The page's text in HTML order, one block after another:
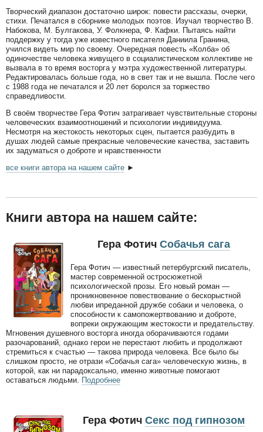
Творческий диапазон достаточно широк: повести рассказы, очерки,
стихи. Печатался в сборнике молодых поэтов. Изучал творчество В.
Набокова, М. Булгакова, У. Фолкнера, Ф. Кафки. Пытаясь найти
поддержку у тогда уже известного писателя Даниила Гранина,
учился видеть мир по своему. Очередная повесть «Колба» об
одиночестве человека живущего в социалистическом коллективе не
вызвала в то время восторга у мэтра художественной литературы.
Редактировалась больше года, но в свет так и не вышла. После чего
с 1988 года не печатался и 20 лет боролся за торжество
справедливости.
В своём творчестве Гера Фотич затрагивает чувствительные стороны
человеческих взаимоотношений и психологии индивидуума.
Несмотря на жестокость некоторых сцен, пытается разбудить в
душах людей самые прекрасные человеческие качества, заставить
их задуматься о доброте и нравственности
все книги автора на нашем сайте ►
Книги автора на нашем сайте:
Гера Фотич Собачья сага
Гера Фотич — известный петербургский писатель,
мастер современной остросюжетной
психологической прозы. Его новый роман —
проникновенное повествование о бескорыстной
любви ипреданной дружбе собаки и человека, о
способности к самопожертвованию и доброте,
вопреки окружающим жестокости и предательству.
Мгновения душевного восторга иногда оборачиваются годами
разочарований, однако герои не перестают любить и продолжают
стремиться к счастью — такова природа человека. Все было бы
слишком просто, не отрази «Собачья сага» человеческую жизнь, в
которой, как ни парадоксально, именно животные помогают
оставаться людьми.
Подробнее
Гера Фотич Секс под гипнозом